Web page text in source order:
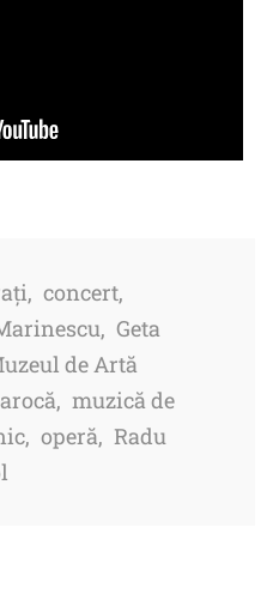
, concert,
, Geta
de Artă
, muzică de
, operă, Radu